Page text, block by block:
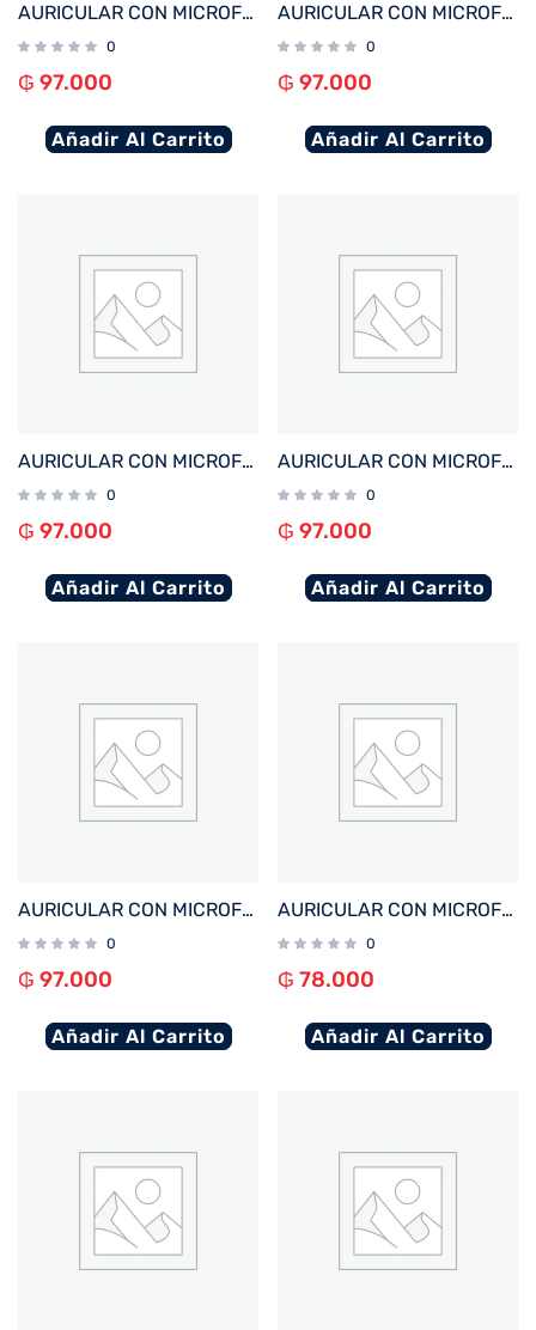
AURICULAR CON MICROFONO FTX E68-BG BT/MIC/ENC/TOUCH/IPX6 BEIGE
0
₲ 97.000
Añadir Al Carrito
AURICULAR CON MICROFONO FTX E68-PK BT/MIC/ENC/TOUCH/IPX6 ROSA
0
₲ 97.000
Añadir Al Carrito
AURICULAR CON MICROFONO FTX E68-BL BT/MIC/ENC/TOUCH/IPX6 AZUL
0
₲ 97.000
Añadir Al Carrito
AURICULAR CON MICROFONO FTX E68-WH BT/MIC/ENC/TOUCH/IPX6 BLANCO
0
₲ 97.000
Añadir Al Carrito
AURICULAR CON MICROFONO FTX E68-BK BT/MIC/ENC/TOUCH/IPX6 NEGRO
0
₲ 97.000
Añadir Al Carrito
AURICULAR CON MICROFONO FTX E26P-WH BT/MIC/TWS/TOUCH/IPX6 BLANCO
0
₲ 78.000
Añadir Al Carrito